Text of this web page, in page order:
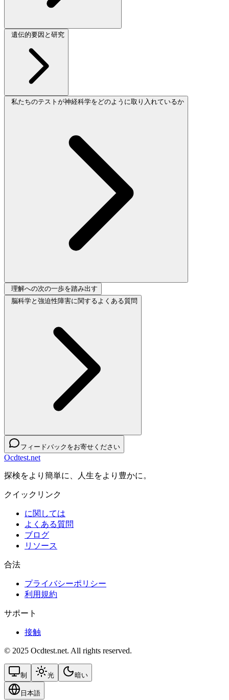
遺伝的要因と研究
私たちのテストが神経科学をどのように取り入れているか
理解への次の一歩を踏み出す
脳科学と強迫性障害に関するよくある質問
フィードバックをお寄せください
Ocdtest.net
探検をより簡単に、人生をより豊かに。
クイックリンク
に関しては
よくある質問
ブログ
リソース
合法
プライバシーポリシー
利用規約
サポート
接触
© 2025 Ocdtest.net. All rights reserved.
制 光 暗い
日本語